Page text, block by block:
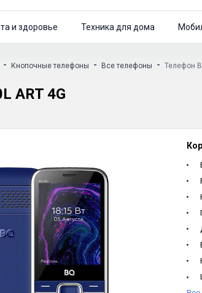
и здоровье Техника для дома
- Кнопочные телефоны - Все телефоны - Телефон
ART 4G